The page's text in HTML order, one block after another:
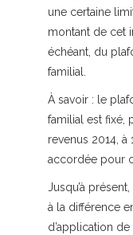
une certaine
montant de cet
échéant, du
familial.
À savoir : le
familial est fixé,
revenus 2014,
accordée pour
Jusqu’à
à la différence
d’application